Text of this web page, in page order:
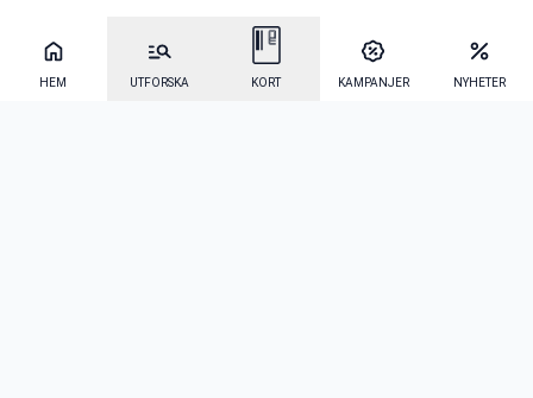
HEM UTFORSKA KORT KAMPANJER NYHETER